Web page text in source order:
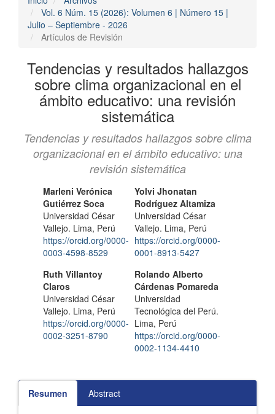
Vol. 6 Núm. 15 (2026): Volumen 6 | Número 15 |
Julio – Septiembre - 2026
Artículos de Revisión
Tendencias y resultados hallazgos
sobre clima organizacional en el
ámbito educativo: una revisión
sistemática
Tendencias y resultados hallazgos sobre clima
organizacional en el ámbito educativo: una
revisión sistemática
Contenido
principal
artículo
Autores/as
Marleni Verónica
Gutiérrez Soca
Universidad César
Vallejo. Lima, Perú
https://orcid.org/0000-
0003-4598-8529
Yolvi Jhonatan
Rodríguez Altamiza
Universidad César
Vallejo. Lima, Perú
https://orcid.org/0000-
0001-8913-5427
Ruth Villantoy
Claros
Universidad César
Vallejo. Lima, Perú
https://orcid.org/0000-
0002-3251-8790
Rolando Alberto
Cárdenas Pomareda
Universidad
Tecnológica del Perú.
Lima, Perú
https://orcid.org/0000-
0002-1134-4410
Resumen Abstract